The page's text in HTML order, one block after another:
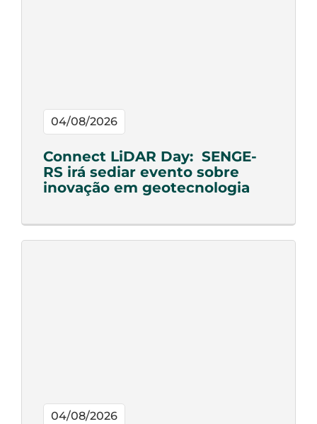
04/08/2026
Connect LiDAR Day: SENGE-
RS irá sediar evento sobre
inovação em geotecnologia
04/08/2026